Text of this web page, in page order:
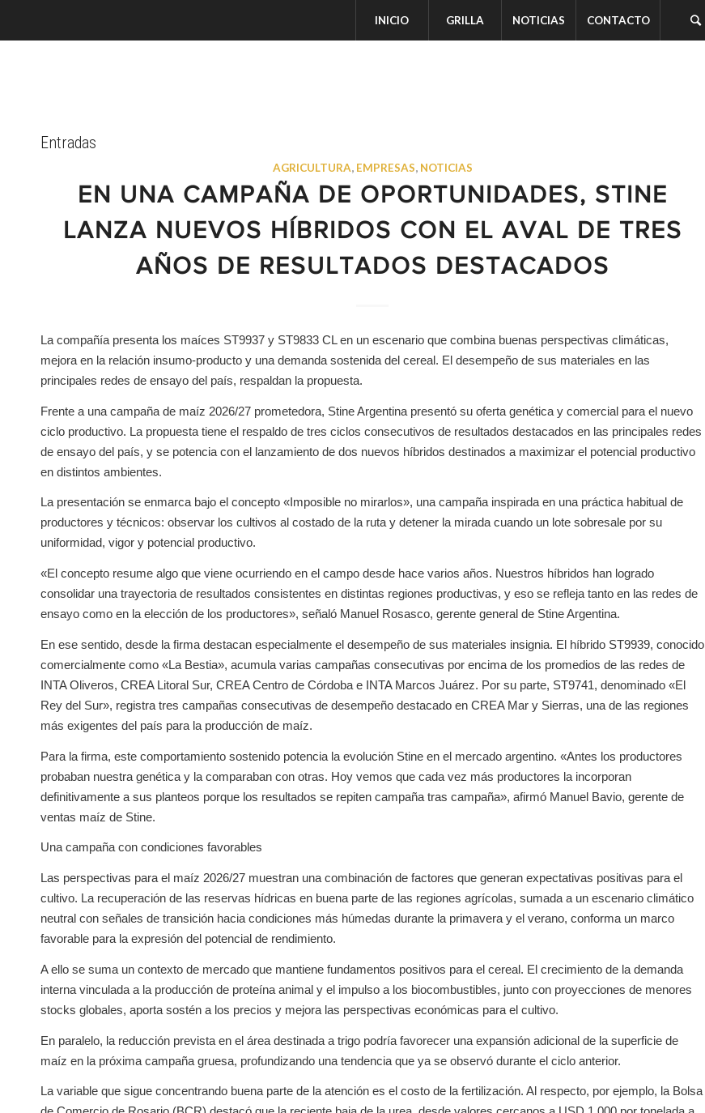
INICIO GRILLA NOTICIAS CONTACTO
Entradas
AGRICULTURA, EMPRESAS, NOTICIAS
EN UNA CAMPAÑA DE OPORTUNIDADES, STINE
LANZA NUEVOS HÍBRIDOS CON EL AVAL DE TRES
AÑOS DE RESULTADOS DESTACADOS
La compañía presenta los maíces ST9937 y ST9833 CL en un escenario que combina buenas perspectivas climáticas,
mejora en la relación insumo-producto y una demanda sostenida del cereal. El desempeño de sus materiales en las
principales redes de ensayo del país, respaldan la propuesta.
Frente a una campaña de maíz 2026/27 prometedora, Stine Argentina presentó su oferta genética y comercial para el nuevo
ciclo productivo. La propuesta tiene el respaldo de tres ciclos consecutivos de resultados destacados en las principales redes
de ensayo del país, y se potencia con el lanzamiento de dos nuevos híbridos destinados a maximizar el potencial productivo
en distintos ambientes.
La presentación se enmarca bajo el concepto «Imposible no mirarlos», una campaña inspirada en una práctica habitual de
productores y técnicos: observar los cultivos al costado de la ruta y detener la mirada cuando un lote sobresale por su
uniformidad, vigor y potencial productivo.
«El concepto resume algo que viene ocurriendo en el campo desde hace varios años. Nuestros híbridos han logrado
consolidar una trayectoria de resultados consistentes en distintas regiones productivas, y eso se refleja tanto en las redes de
ensayo como en la elección de los productores», señaló Manuel Rosasco, gerente general de Stine Argentina.
En ese sentido, desde la firma destacan especialmente el desempeño de sus materiales insignia. El híbrido ST9939, conocido
comercialmente como «La Bestia», acumula varias campañas consecutivas por encima de los promedios de las redes de
INTA Oliveros, CREA Litoral Sur, CREA Centro de Córdoba e INTA Marcos Juárez. Por su parte, ST9741, denominado «El
Rey del Sur», registra tres campañas consecutivas de desempeño destacado en CREA Mar y Sierras, una de las regiones
más exigentes del país para la producción de maíz.
Para la firma, este comportamiento sostenido potencia la evolución Stine en el mercado argentino. «Antes los productores
probaban nuestra genética y la comparaban con otras. Hoy vemos que cada vez más productores la incorporan
definitivamente a sus planteos porque los resultados se repiten campaña tras campaña», afirmó Manuel Bavio, gerente de
ventas maíz de Stine.
Una campaña con condiciones favorables
Las perspectivas para el maíz 2026/27 muestran una combinación de factores que generan expectativas positivas para el
cultivo. La recuperación de las reservas hídricas en buena parte de las regiones agrícolas, sumada a un escenario climático
neutral con señales de transición hacia condiciones más húmedas durante la primavera y el verano, conforma un marco
favorable para la expresión del potencial de rendimiento.
A ello se suma un contexto de mercado que mantiene fundamentos positivos para el cereal. El crecimiento de la demanda
interna vinculada a la producción de proteína animal y el impulso a los biocombustibles, junto con proyecciones de menores
stocks globales, aporta sostén a los precios y mejora las perspectivas económicas para el cultivo.
En paralelo, la reducción prevista en el área destinada a trigo podría favorecer una expansión adicional de la superficie de
maíz en la próxima campaña gruesa, profundizando una tendencia que ya se observó durante el ciclo anterior.
La variable que sigue concentrando buena parte de la atención es el costo de la fertilización. Al respecto, por ejemplo, la Bolsa